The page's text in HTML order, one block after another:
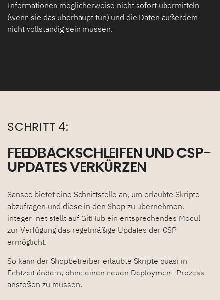
Informationen möglicherweise nicht sofort übermitteln
(wenn sie das überhaupt tun) und die Daten außerdem
nicht vollständig sein müssen.
SCHRITT 4:
FEEDBACKSCHLEIFEN UND CSP-
UPDATES VERKÜRZEN
Sansec bietet eine Schnittstelle an, um erlaubte Skripte
abzufragen und diese in den Shop zu übernehmen.
integer_net stellt auf GitHub ein entsprechendes Modul
zur Verfügung das regelmäßige Updates der CSP
ermöglicht.
So kann der Shopbetreiber erlaubte Skripte quasi in
Echtzeit ändern, ohne einen neuen Deployment-Prozess
anstoßen zu müssen.